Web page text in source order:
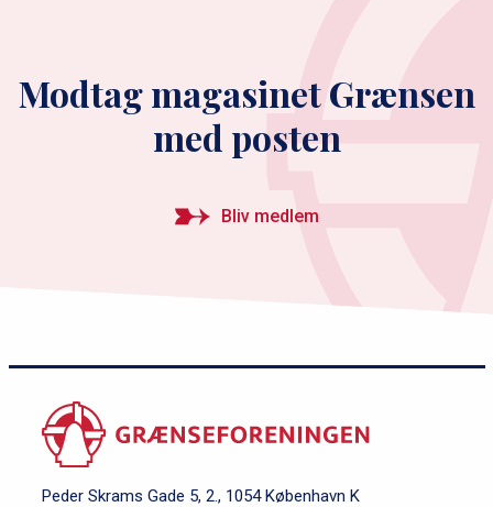
Modtag magasinet Grænsen
med posten
Bliv medlem
Peder Skrams Gade 5, 2., 1054 København K